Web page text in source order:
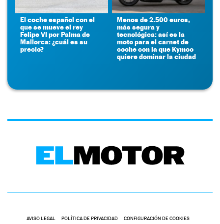
El coche español con el
que se mueve el rey
Felipe VI por Palma de
Mallorca: ¿cuál es su
precio?
Menos de 2.500 euros,
más segura y
tecnológica: así es la
moto para el carnet de
coche con la que Kymco
quiere dominar la ciudad
AVISO LEGAL POLÍTICA DE PRIVACIDAD CONFIGURACIÓN DE COOKIES